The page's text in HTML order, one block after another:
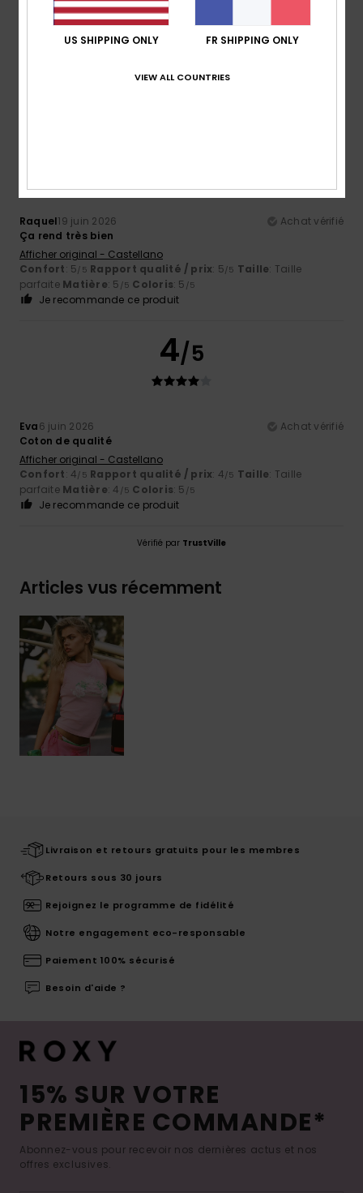
Raquel19 juin 2026
Achat vérifié
Ça rend très bien
Afficher original - Castellano
Confort: 5/5 Rapport qualité / prix: 5/5 Taille: Taille
parfaite Matière: 5 /5 Coloris: 5 /5
Je recommande ce produit
4/5
Eva6 juin 2026
Achat vérifié
Coton de qualité
Afficher original - Castellano
Confort: 4/5 Rapport qualité / prix: 4/5 Taille: Taille
parfaite Matière: 4 /5 Coloris: 5 /5
Je recommande ce produit
Vérifié par TrustVille
Articles vus récemment
Livraison et retours gratuits pour les membres
Retours sous 30 jours
Rejoignez le programme de fidélité
Notre engagement eco-responsable
Paiement 100% sécurisé
Besoin d'aide ?
15% SUR VOTRE
PREMIÈRE COMMANDE*
Abonnez-vous pour recevoir nos dernières actus et nos
offres exclusives.
US SHIPPING ONLY FR SHIPPING ONLY
VIEW ALL COUNTRIES